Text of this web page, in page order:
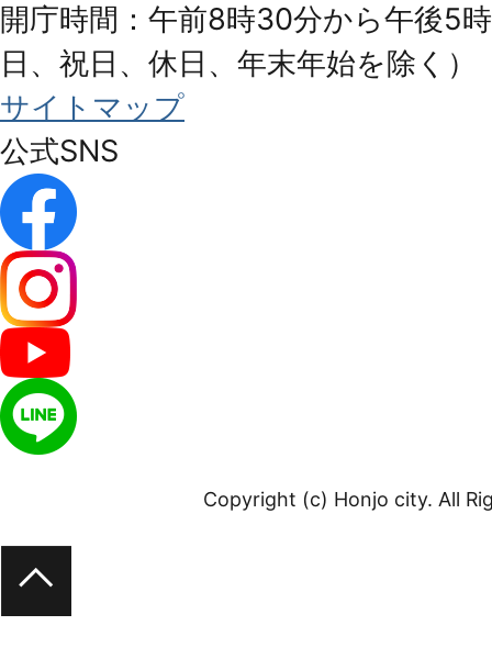
開庁時間：午前8時30分から午後5
日、祝日、休日、年末年始を除く）
サイトマップ
公式SNS
Copyright (c) Honjo city. All